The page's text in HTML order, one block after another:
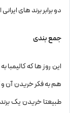
دو برابر برند های
جمع بندی
این روز ها که
هم به فکر خریدن آن و
طبیعتا خریدن یک